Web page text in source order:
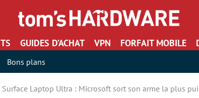
GUIDES D’ACHAT VPN FORFAIT MOBILE
Bons plans
Surface Laptop Ultra : Microsoft sort son arme la plus